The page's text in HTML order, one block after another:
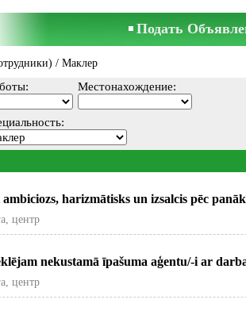
Подать
/ Маклер
Местонахождение:
ambiciozs, harizmātisks un izsalcis pēc
– Reala
центр
nekustamā īpašuma aģentu/-i ar
pienāk
центр